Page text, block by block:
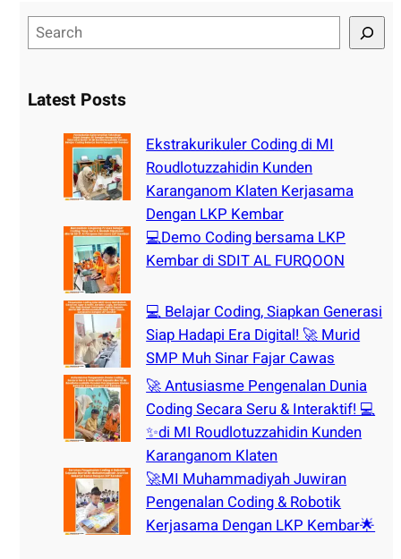
e
rLatest Posts
Ekstrakurikuler Coding di MI
Roudlotuzzahidin Kunden
Karanganom Klaten Kerjasama
Dengan LKP Kembar
💻Demo Coding bersama LKP
Kembar di SDIT AL FURQOON
💻 Belajar Coding, Siapkan Generasi
Siap Hadapi Era Digital! 🚀 Murid
SMP Muh Sinar Fajar Cawas
🚀 Antusiasme Pengenalan Dunia
Coding Secara Seru & Interaktif! 💻
✨di MI Roudlotuzzahidin Kunden
Karanganom Klaten
🚀MI Muhammadiyah Juwiran
Pengenalan Coding & Robotik
Kerjasama Dengan LKP Kembar🌟